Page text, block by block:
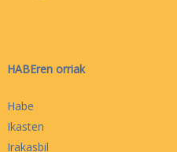
HABEren orriak
Habe
Ikasten
Irakasbil